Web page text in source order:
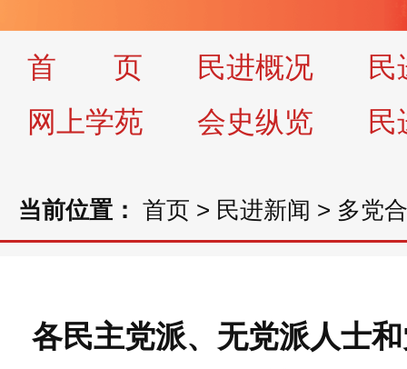
首 页 民进概况
民
网上学苑
会史纵览 民
当前位置： 首页 > 民进新闻 > 多党
各民主党派、无党派人士